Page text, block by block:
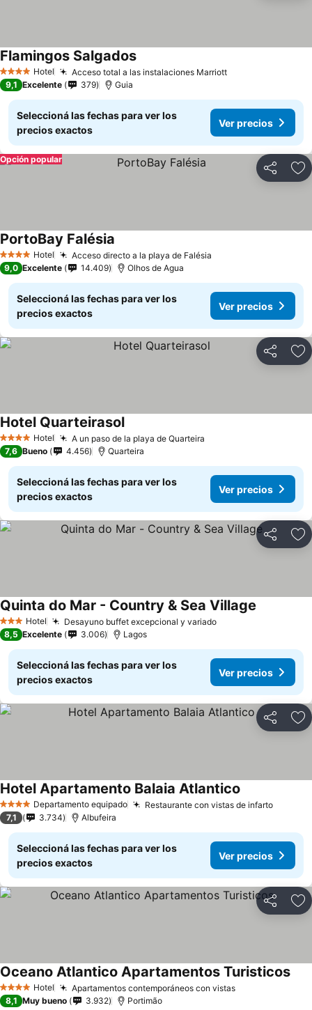
4 EstrellasHotel Acceso total a las instalaciones MarriottVer precios
Flamingos SalgadosVer precios
9,1 Excelente 379 Guia
Seleccioná las fechas para ver los
precios exactos
Ver precios
Compartir
Opción popular
4 EstrellasHotel Acceso directo a la playa de Falésia
PortoBay Falésia
9,0 Excelente 14.409 Olhos de Agua
Seleccioná las fechas para ver los
precios exactos
Ver precios
Compartir
4 EstrellasHotel A un paso de la playa de Quarteira
Hotel QuarteirasolVer precios
7,6 Bueno 4.456 Quarteira
Seleccioná las fechas para ver los
precios exactos
Ver precios
Compartir
3 Estrellas
Hotel Desayuno buffet excepcional y variadoVer precios
Quinta do Mar - Country & Sea Village
8,5 Excelente 3.006 Lagos
Seleccioná las fechas para ver los
precios exactos
Ver precios
Compartir
4 EstrellasDepartamento equipado Restaurante con vistas de infartoVer
Hotel Apartamento Balaia Atlantico
7,1 3.734 Albufeira
Seleccioná las fechas para ver los
precios exactos
Ver precios
Compartir
4 EstrellasHotel Apartamentos contemporáneos con vistasVer precios
Oceano Atlantico Apartamentos TuristicosVer
8,1 Muy bueno 3.932 Portimão